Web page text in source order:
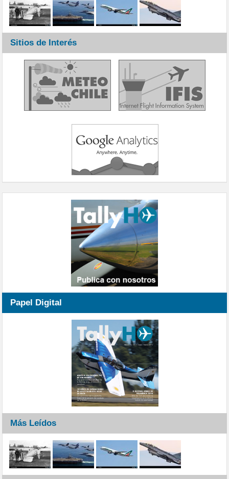
Sitios de Interés
Papel Digital
Más Leídos